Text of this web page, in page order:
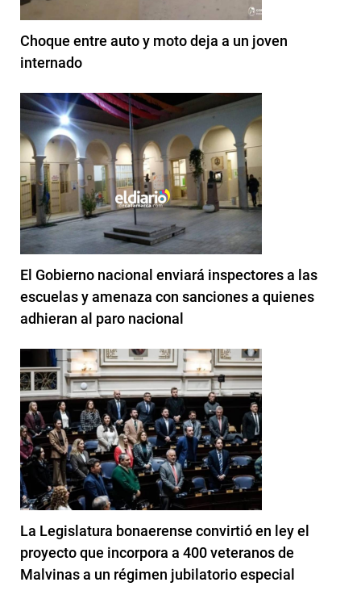
Choque entre auto y moto deja a un joven
internado
El Gobierno nacional enviará inspectores a las
escuelas y amenaza con sanciones a quienes
adhieran al paro nacional
La Legislatura bonaerense convirtió en ley el
proyecto que incorpora a 400 veteranos de
Malvinas a un régimen jubilatorio especial